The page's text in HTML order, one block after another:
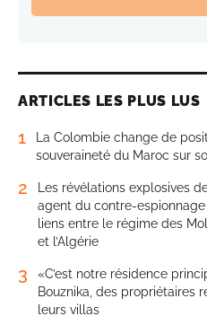
ARTICLES LES PLUS LUS
1
La Colombie change de
souveraineté du Maroc sur
2
Les révélations explosives
agent du contre-
liens entre le régime des
et l’Algérie
3
«C’est notre résidence
Bouznika, des propriétaires
leurs villas